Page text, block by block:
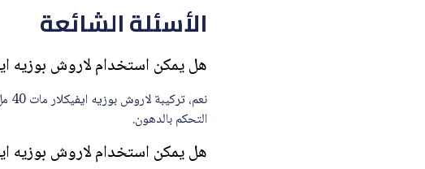
الأسئلة الشائعة
هل يمكن استخدام لاروش بوزيه ايفيكلار مات 40
التحكم بالدهون.
هل يمكن استخدام لاروش بوزيه ايفيكلار مات 40 مل مع